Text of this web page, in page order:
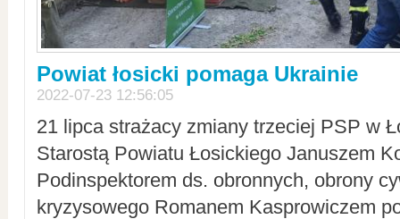
Powiat łosicki pomaga Ukrainie
2022-07-23 12:56:05
21 lipca strażacy zmiany trzeciej PSP w
Starostą Powiatu Łosickiego Januszem
Podinspektorem ds. obronnych, obrony
kryzysowego Romanem Kasprowiczem